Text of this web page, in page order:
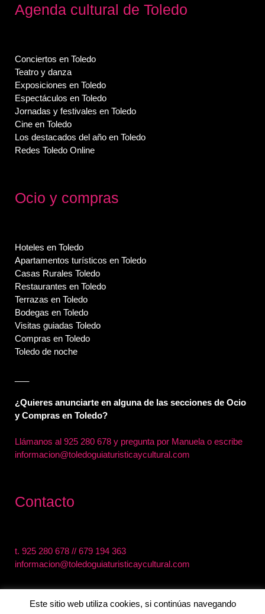
Agenda cultural de Toledo
Conciertos en Toledo
Teatro y danza
Exposiciones en Toledo
Espectáculos en Toledo
Jornadas y festivales en Toledo
Cine en Toledo
Los destacados del año en Toledo
Redes Toledo Online
Ocio y compras
Hoteles en Toledo
Apartamentos turísticos en Toledo
Casas Rurales Toledo
Restaurantes en Toledo
Terrazas en Toledo
Bodegas en Toledo
Visitas guiadas Toledo
Compras en Toledo
Toledo de noche
¿Quieres anunciarte en alguna de las secciones de Ocio
y Compras en Toledo?
Llámanos al925 280 678 y pregunta por Manuela o escribe
informacion@toledoguiaturisticaycultural.com
Contacto
t.925 280 678 //679 194 363
informacion@toledoguiaturisticaycultural.com
0
Este sitio web utiliza cookies, si continúas navegando